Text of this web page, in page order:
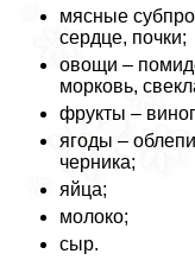
мясные
сердце, почки;
овощи –
морковь,
фрукты –
ягоды –
черника;
яйца;
молоко;
сыр.